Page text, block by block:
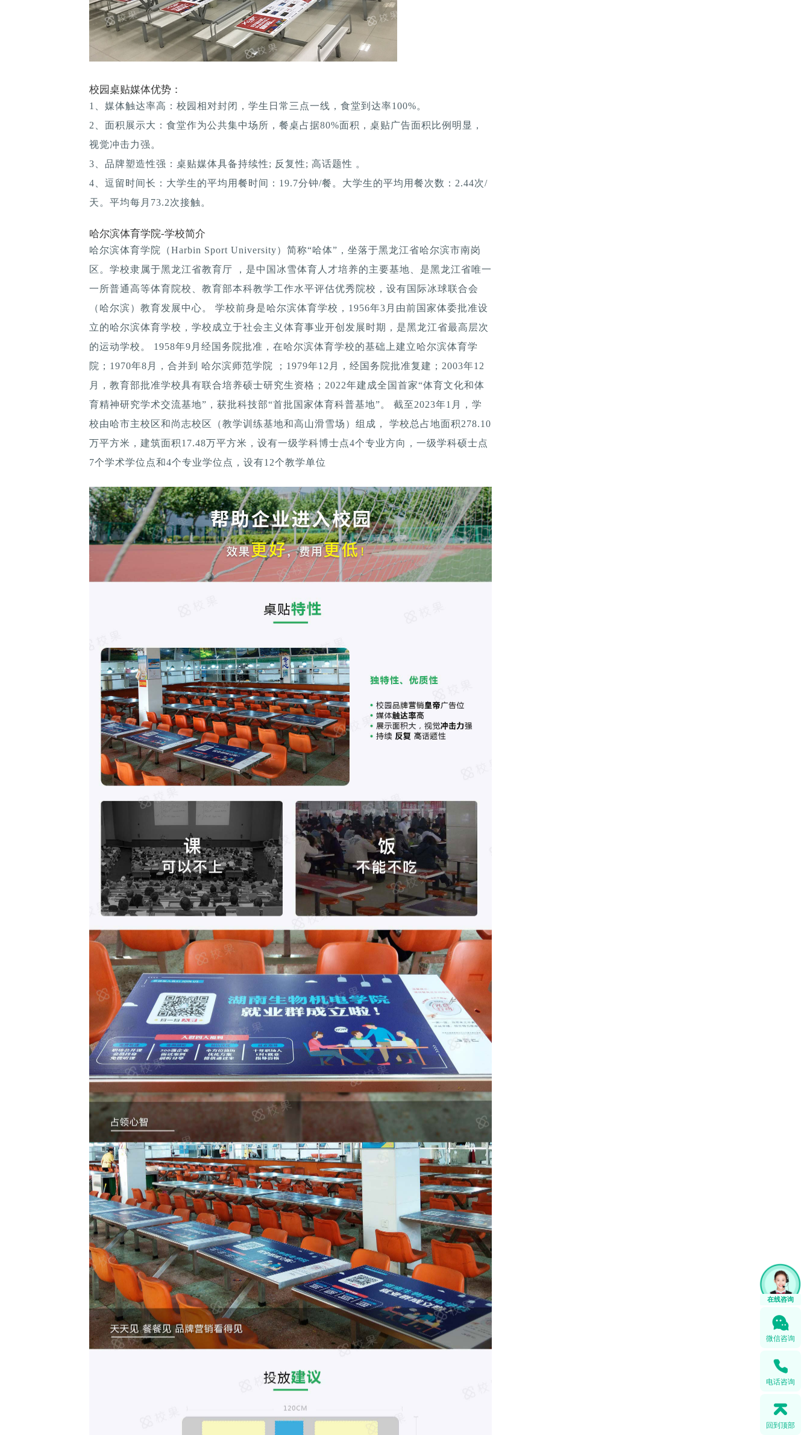
校园桌贴媒体优势：
1、媒体触达率高：校园相对封闭，学生日常三点一线，食堂到达率100%。
2、面积展示大：食堂作为公共集中场所，餐桌占据80%面积，桌贴广告面积比例明显，
视觉冲击力强。
3、品牌塑造性强：桌贴媒体具备持续性; 反复性; 高话题性 。
4、逗留时间长：大学生的平均用餐时间：19.7分钟/餐。大学生的平均用餐次数：2.44次/
天。平均每月73.2次接触。
哈尔滨体育学院-学校简介
哈尔滨体育学院（Harbin Sport University）简称“哈体”，坐落于黑龙江省哈尔滨市南岗
区。学校隶属于黑龙江省教育厅 ，是中国冰雪体育人才培养的主要基地、是黑龙江省唯一
一所普通高等体育院校、教育部本科教学工作水平评估优秀院校，设有国际冰球联合会
（哈尔滨）教育发展中心。 学校前身是哈尔滨体育学校，1956年3月由前国家体委批准设
立的哈尔滨体育学校，学校成立于社会主义体育事业开创发展时期，是黑龙江省最高层次
的运动学校。 1958年9月经国务院批准，在哈尔滨体育学校的基础上建立哈尔滨体育学
院；1970年8月，合并到 哈尔滨师范学院 ；1979年12月，经国务院批准复建；2003年12
月，教育部批准学校具有联合培养硕士研究生资格；2022年建成全国首家“体育文化和体
育精神研究学术交流基地”，获批科技部“首批国家体育科普基地”。 截至2023年1月，学
校由哈市主校区和尚志校区（教学训练基地和高山滑雪场）组成， 学校总占地面积278.10
万平方米，建筑面积17.48万平方米，设有一级学科博士点4个专业方向，一级学科硕士点
7个学术学位点和4个专业学位点，设有12个教学单位
微信咨询
电话咨询
回到顶部